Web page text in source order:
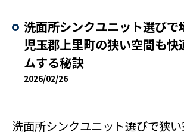
洗面所シンクユニット選びで
児玉郡上里町の狭い空間も快
ムする秘訣
2026/02/26
洗面所シンクユニット選びで狭